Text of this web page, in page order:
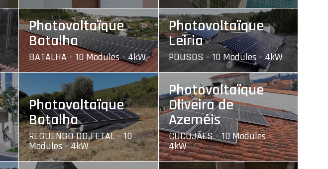
Photovoltaïque
Batalha
BATALHA - 10 Modules - 4kW
Photovoltaïque
Leiria
POUSOS - 10 Modules - 4kW
Photovoltaïque
Batalha
REGUENGO DO FETAL - 10
Modules - 4kW
Photovoltaïque
Oliveira de
Azeméis
CUCUJÃES - 10 Modules -
4kW